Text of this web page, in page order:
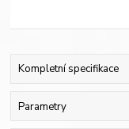
Kompletní specifikace
Parametry